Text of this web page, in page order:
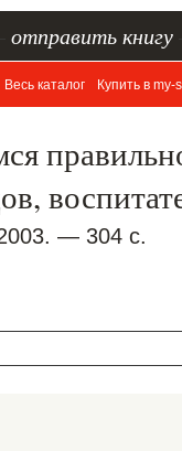
отправить книгу
Весь каталог Купить в my-
— 304 с.